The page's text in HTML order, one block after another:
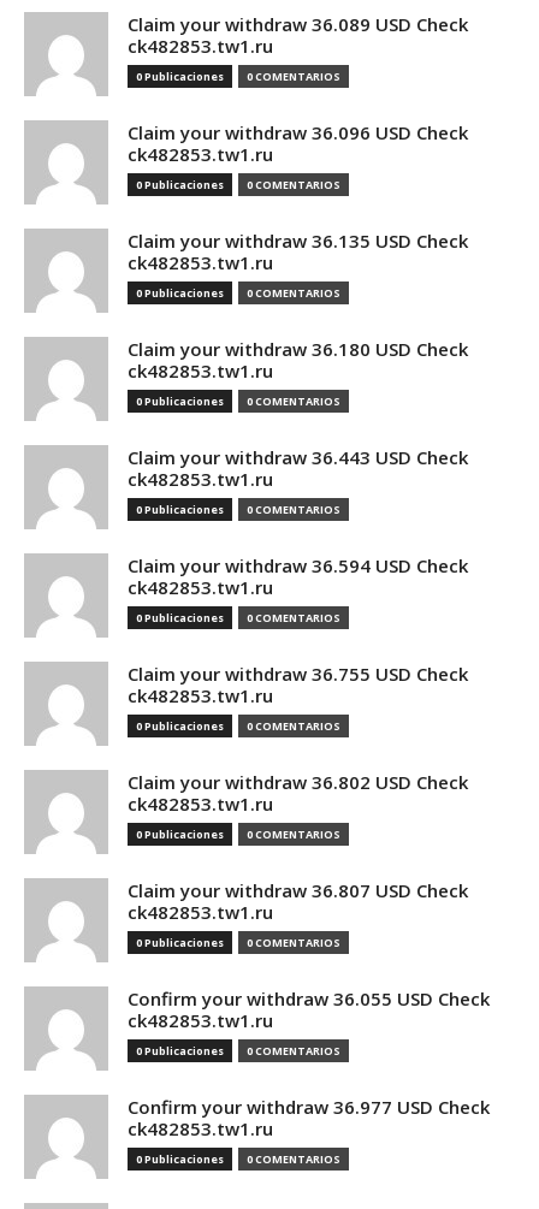
Claim your withdraw 36.089 USD Check
ck482853.tw1.ru
0 Publicaciones 0 COMENTARIOS
Claim your withdraw 36.096 USD Check
ck482853.tw1.ru
0 Publicaciones 0 COMENTARIOS
Claim your withdraw 36.135 USD Check
ck482853.tw1.ru
0 Publicaciones 0 COMENTARIOS
Claim your withdraw 36.180 USD Check
ck482853.tw1.ru
0 Publicaciones 0 COMENTARIOS
Claim your withdraw 36.443 USD Check
ck482853.tw1.ru
0 Publicaciones 0 COMENTARIOS
Claim your withdraw 36.594 USD Check
ck482853.tw1.ru
0 Publicaciones 0 COMENTARIOS
Claim your withdraw 36.755 USD Check
ck482853.tw1.ru
0 Publicaciones 0 COMENTARIOS
Claim your withdraw 36.802 USD Check
ck482853.tw1.ru
0 Publicaciones 0 COMENTARIOS
Claim your withdraw 36.807 USD Check
ck482853.tw1.ru
0 Publicaciones 0 COMENTARIOS
Confirm your withdraw 36.055 USD Check
ck482853.tw1.ru
0 Publicaciones 0 COMENTARIOS
Confirm your withdraw 36.977 USD Check
ck482853.tw1.ru
0 Publicaciones 0 COMENTARIOS